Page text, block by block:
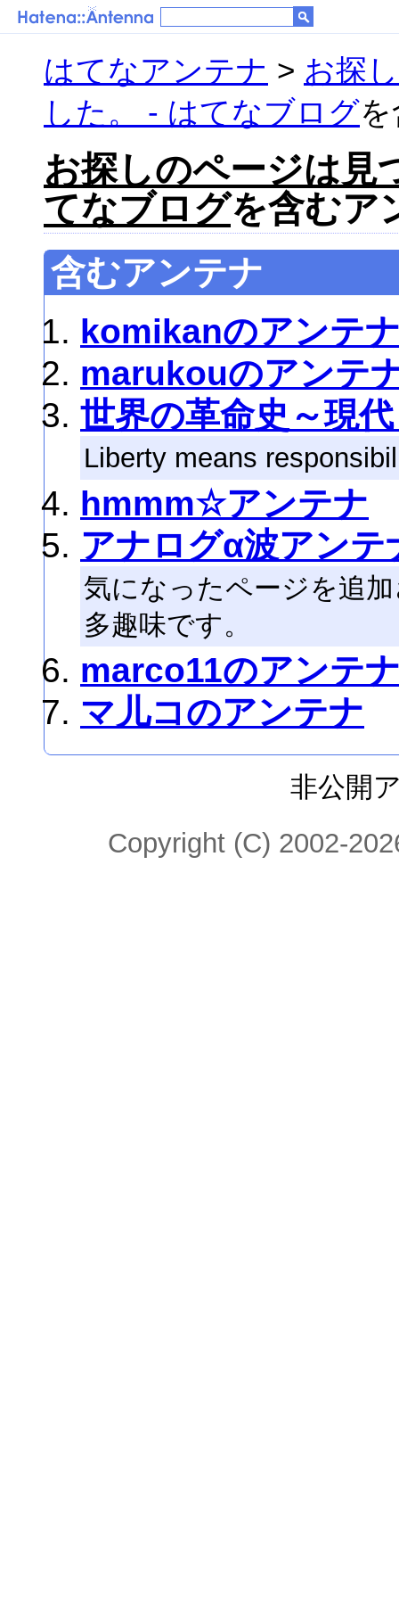
はてなアンテナ > お探
した。 - はてなブログ
お探しのページは見
てなブログを含むア
含むアンテナ
komikanのアンテ
marukouのアンテ
世界の革命史～現
Liberty means
hmmm☆アンテナ
アナログα波アンテ
気になったページを追
多趣味です。
marco11のアンテ
マ儿コのアンテナ
非公開
Copyright (C) 2002-